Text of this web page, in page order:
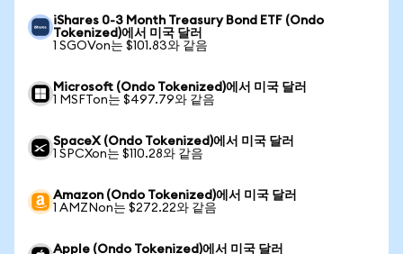
iShares 0-3 Month Treasury Bond ETF (Ondo
Tokenized)에서 미국 달러
1 SGOVon는 $101.83와 같음
Microsoft (Ondo Tokenized)에서 미국 달러
1 MSFTon는 $497.79와 같음
SpaceX (Ondo Tokenized)에서 미국 달러
1 SPCXon는 $110.28와 같음
Amazon (Ondo Tokenized)에서 미국 달러
1 AMZNon는 $272.22와 같음
Apple (Ondo Tokenized)에서 미국 달러